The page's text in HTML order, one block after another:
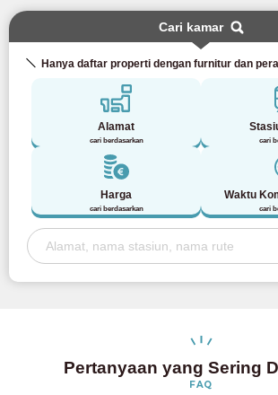
Cari kamar
Hanya daftar properti dengan furnitur dan
Alamat
cari berdasarkan cari
Harga
cari berdasarkan
Waktu
cari
Pertanyaan yang Sering
FAQ